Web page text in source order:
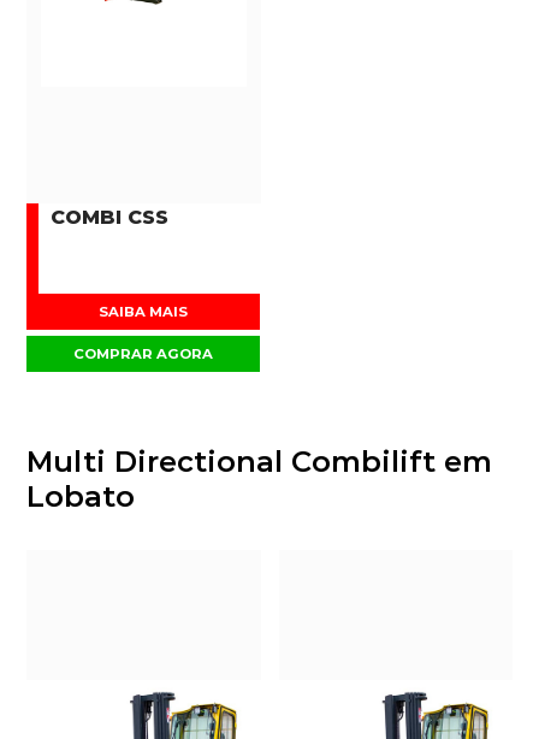
COMBI CSS
SAIBA MAIS
COMPRAR AGORA
Multi Directional Combilift em
Lobato